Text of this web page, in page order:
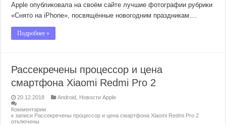
Apple опубликовала на своём сайте лучшие фотографии рубрики
«Снято на iPhone», посвящённые новогодним праздникам....
Подробнее »
Рассекречены процессор и цена
смартфона Xiaomi Redmi Pro 2
20.12.2018 Android Новости Apple
Комментарии
к записи Рассекречены процессор и цена смартфона Xiaomi Redmi Pro 2
отключены